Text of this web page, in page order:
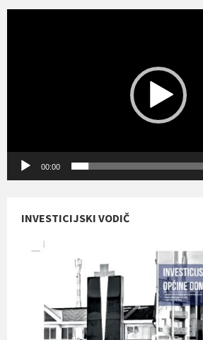
00:00
INVESTICIJSKI VODIČ